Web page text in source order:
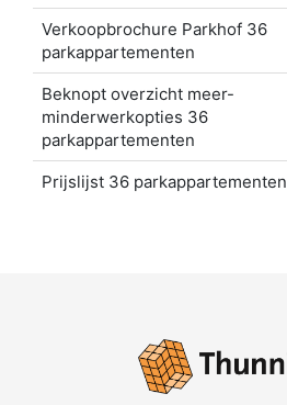
Verkoopbrochure Parkhof 36
parkappartementen
Beknopt overzicht meer-
minderwerkopties 36
parkappartementen
Prijslijst 36 parkappartementen